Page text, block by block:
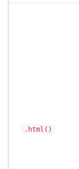
.html()